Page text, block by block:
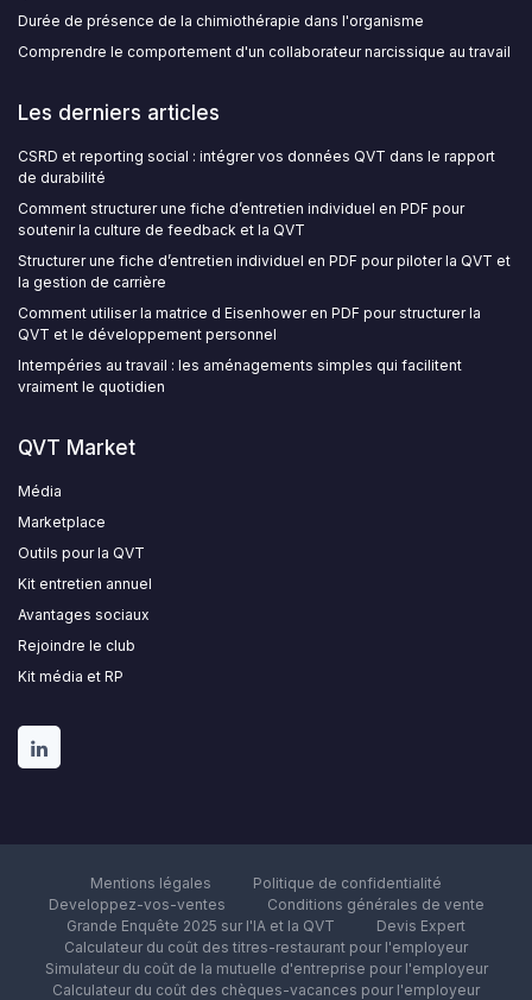
Durée de présence de la chimiothérapie dans l'organisme
Comprendre le comportement d'un collaborateur narcissique au travail
Les derniers articles
CSRD et reporting social : intégrer vos données QVT dans le rapport
de durabilité
Comment structurer une fiche d’entretien individuel en PDF pour
soutenir la culture de feedback et la QVT
Structurer une fiche d’entretien individuel en PDF pour piloter la QVT et
la gestion de carrière
Comment utiliser la matrice d Eisenhower en PDF pour structurer la
QVT et le développement personnel
Intempéries au travail : les aménagements simples qui facilitent
vraiment le quotidien
QVT Market
Média
Marketplace
Outils pour la QVT
Kit entretien annuel
Avantages sociaux
Rejoindre le club
Kit média et RP
Mentions légales
Politique de confidentialité
Developpez-vos-ventes
Conditions générales de vente
Grande Enquête 2025 sur l'IA et la QVT
Devis Expert
Calculateur du coût des titres-restaurant pour l'employeur
Simulateur du coût de la mutuelle d'entreprise pour l'employeur
Calculateur du coût des chèques-vacances pour l'employeur